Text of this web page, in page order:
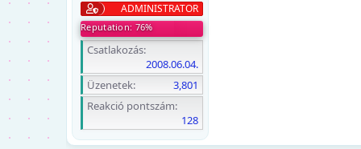
ADMINISTRATOR
Reputation: 76%
Csatlakozás
2008.06.04.
Üzenetek
3,801
Reakció pontszám
128